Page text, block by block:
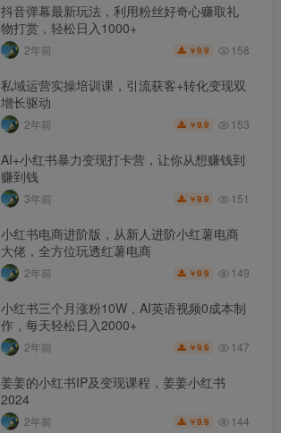
抖音弹幕最新玩法，利用粉丝好奇心赚取礼
物打赏，轻松日入1000+
2年前 ￥9.9 158
私域运营实操培训课，引流获客+转化变现双
增长驱动
2年前 ￥9.9 153
AI+小红书暴力变现打卡营，让你从想赚钱到
赚到钱
3年前 ￥9.9 151
小红书电商进阶版，从新人进阶小红薯电商
大佬，全方位玩透红薯电商
2年前 ￥9.9 149
小红书三个月涨粉10W，AI英语视频0成本制
作，每天轻松日入2000+
2年前 ￥9.9 147
姜姜的小红书IP及变现课程，姜姜小红书
2024
2年前 ￥9.9 144